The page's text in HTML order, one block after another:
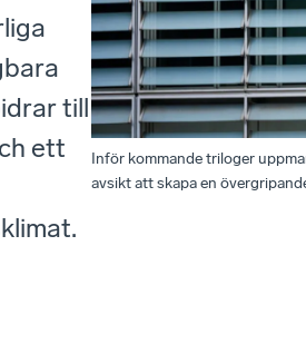
till
ett
Inför kommande triloger
avsikt att skapa en